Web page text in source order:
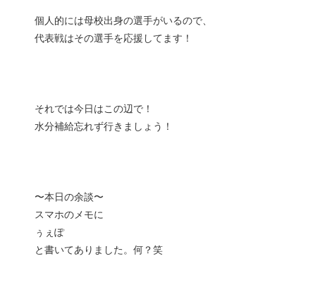
個人的には母校出身の選手がいるので、
代表戦はその選手を応援してます！
それでは今日はこの辺で！
水分補給忘れず行きましょう！
〜本日の余談〜
スマホのメモに
ぅぇぽ
と書いてありました。何？笑